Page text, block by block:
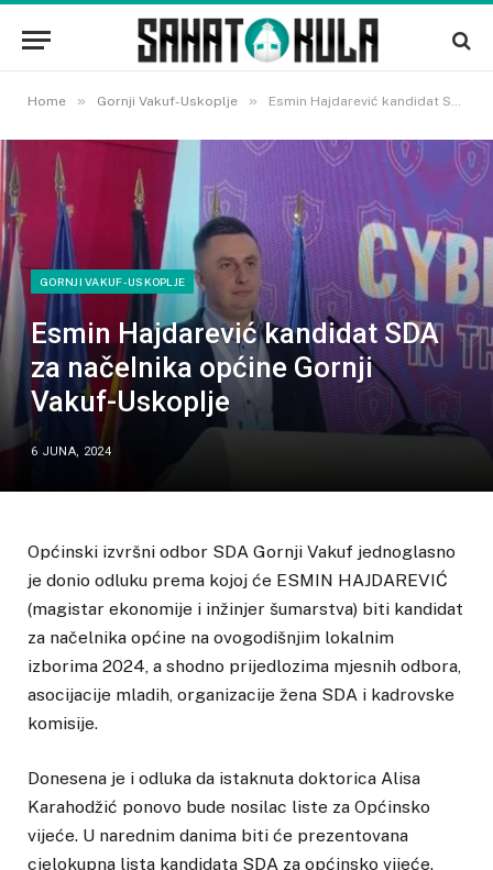
Home » Gornji Vakuf-Uskoplje » Esmin Hajdarević kandidat SDA za načelnika općine Gornji Vakuf-Uskoplje
GORNJI VAKUF-USKOPLJE
Esmin Hajdarević kandidat SDA
za načelnika općine Gornji
Vakuf-Uskoplje
6 JUNA, 2024
Općinski izvršni odbor SDA Gornji Vakuf jednoglasno
je donio odluku prema kojoj će ESMIN HAJDAREVIĆ
(magistar ekonomije i inžinjer šumarstva) biti kandidat
za načelnika općine na ovogodišnjim lokalnim
izborima 2024, a shodno prijedlozima mjesnih odbora,
asocijacije mladih, organizacije žena SDA i kadrovske
komisije.
Donesena je i odluka da istaknuta doktorica Alisa
Karahodžić ponovo bude nosilac liste za Općinsko
vijeće. U narednim danima biti će prezentovana
cjelokupna lista kandidata SDA za općinsko vijeće.